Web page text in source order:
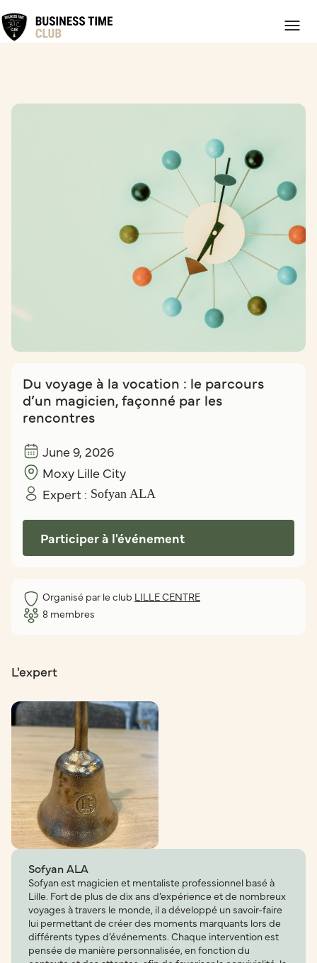
Du voyage à la vocation : le parcours
d’un magicien, façonné par les
rencontres
June 9, 2026
Moxy Lille City
Expert : Sofyan ALA
Participer à l'événement
Organisé par le club LILLE CENTRE
8 membres
L'expert
Sofyan ALA
Sofyan est magicien et mentaliste professionnel basé à
Lille. Fort de plus de dix ans d’expérience et de nombreux
voyages à travers le monde, il a développé un savoir-faire
lui permettant de créer des moments marquants lors de
différents types d’événements. Chaque intervention est
pensée de manière personnalisée, en fonction du